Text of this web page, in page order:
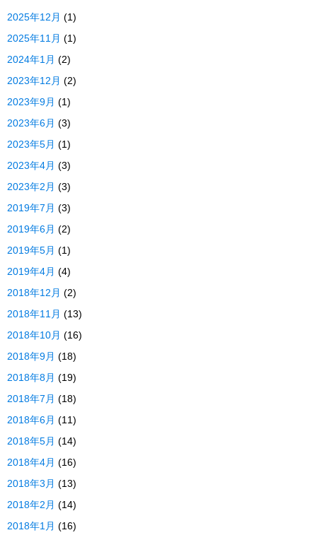
2025年12月 (1)
2025年11月 (1)
2024年1月 (2)
2023年12月 (2)
2023年9月 (1)
2023年6月 (3)
2023年5月 (1)
2023年4月 (3)
2023年2月 (3)
2019年7月 (3)
2019年6月 (2)
2019年5月 (1)
2019年4月 (4)
2018年12月 (2)
2018年11月 (13)
2018年10月 (16)
2018年9月 (18)
2018年8月 (19)
2018年7月 (18)
2018年6月 (11)
2018年5月 (14)
2018年4月 (16)
2018年3月 (13)
2018年2月 (14)
2018年1月 (16)